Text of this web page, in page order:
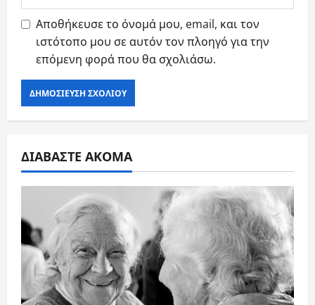
Αποθήκευσε το όνομά μου, email, και τον
ιστότοπο μου σε αυτόν τον πλοηγό για την
επόμενη φορά που θα σχολιάσω.
ΔΙΑΒΑΣΤΕ ΑΚΟΜΑ